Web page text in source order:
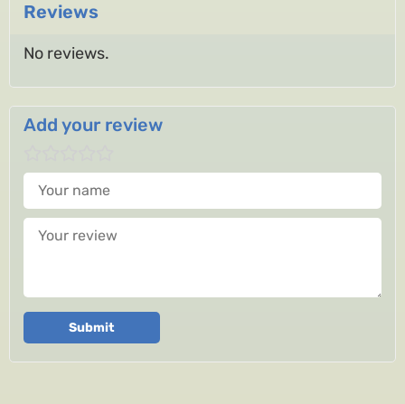
Reviews
No reviews.
Add your review
Your name
Your review
Submit